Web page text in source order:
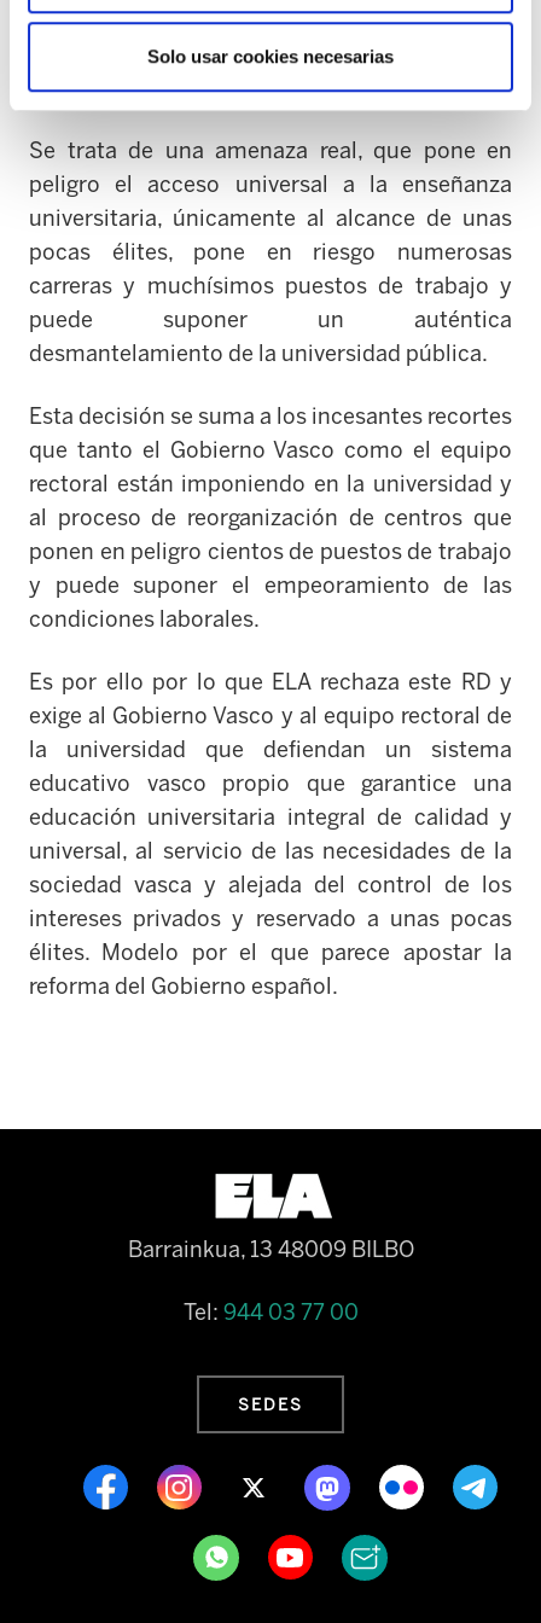
Solo usar cookies necesarias
disconformidad respecto al momento de su
implantación. De la misma opinión parece ser
la consejera de educación Cristina Uriarte.
Se trata de una amenaza real, que pone en
peligro el acceso universal a la enseñanza
universitaria, únicamente al alcance de unas
pocas élites, pone en riesgo numerosas
carreras y muchísimos puestos de trabajo y
puede suponer un auténtica
desmantelamiento de la universidad pública.
Esta decisión se suma a los incesantes recortes
que tanto el Gobierno Vasco como el equipo
rectoral están imponiendo en la universidad y
al proceso de reorganización de centros que
ponen en peligro cientos de puestos de trabajo
y puede suponer el empeoramiento de las
condiciones laborales.
Es por ello por lo que ELA rechaza este RD y
exige al Gobierno Vasco y al equipo rectoral de
la universidad que defiendan un sistema
educativo vasco propio que garantice una
educación universitaria integral de calidad y
universal, al servicio de las necesidades de la
sociedad vasca y alejada del control de los
intereses privados y reservado a unas pocas
élites. Modelo por el que parece apostar la
reforma del Gobierno español.
Barrainkua, 13 48009 BILBO
Tel: 944 03 77 00
SEDES